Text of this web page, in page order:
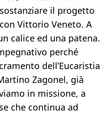
il progetto
Vittorio Veneto. A
calice ed una patena.
perché
dell’Eucaristia
Zagonel, già
in missione, a
che continua ad